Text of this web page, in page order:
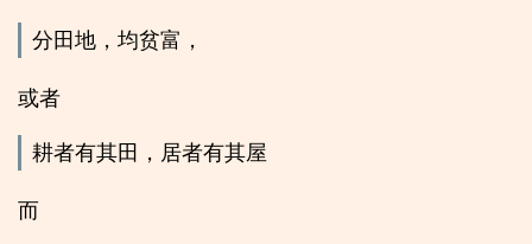
分田地，均贫富，
或者
耕者有其田，居者有其屋
而